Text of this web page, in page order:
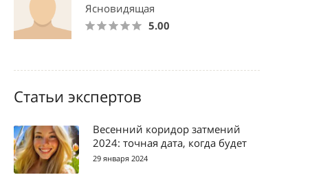
Ясновидящая
5.00
Статьи экспертов
Весенний коридор затмений
2024: точная дата, когда будет
29 января 2024